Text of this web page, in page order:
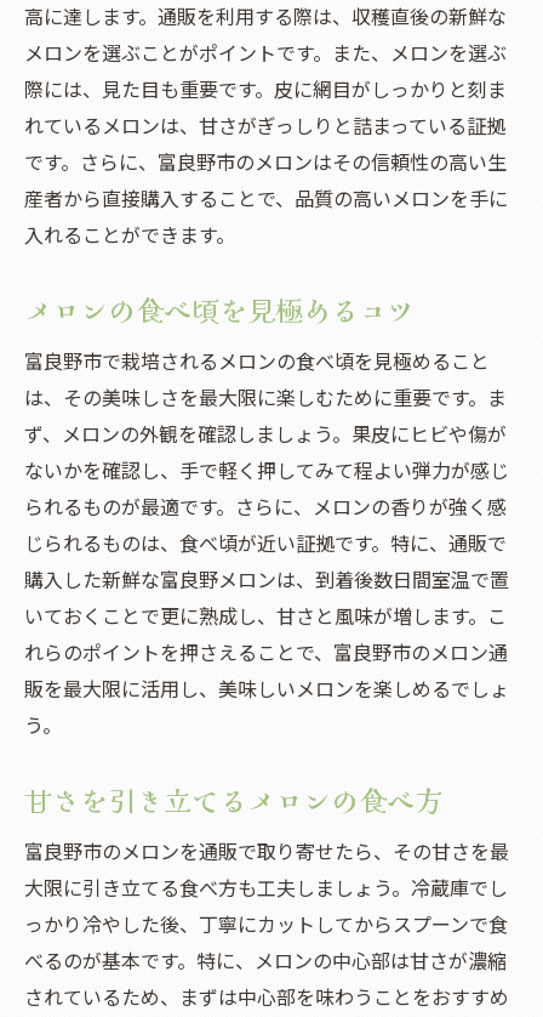
高に達します。通販を利用する際は、収穫直後の新鮮な
メロンを選ぶことがポイントです。また、メロンを選ぶ
際には、見た目も重要です。皮に網目がしっかりと刻ま
れているメロンは、甘さがぎっしりと詰まっている証拠
です。さらに、富良野市のメロンはその信頼性の高い生
産者から直接購入することで、品質の高いメロンを手に
入れることができます。
メロンの食べ頃を見極めるコツ
富良野市で栽培されるメロンの食べ頃を見極めること
は、その美味しさを最大限に楽しむために重要です。ま
ず、メロンの外観を確認しましょう。果皮にヒビや傷が
ないかを確認し、手で軽く押してみて程よい弾力が感じ
られるものが最適です。さらに、メロンの香りが強く感
じられるものは、食べ頃が近い証拠です。特に、通販で
購入した新鮮な富良野メロンは、到着後数日間室温で置
いておくことで更に熟成し、甘さと風味が増します。こ
れらのポイントを押さえることで、富良野市のメロン通
販を最大限に活用し、美味しいメロンを楽しめるでしょ
う。
甘さを引き立てるメロンの食べ方
富良野市のメロンを通販で取り寄せたら、その甘さを最
大限に引き立てる食べ方も工夫しましょう。冷蔵庫でし
っかり冷やした後、丁寧にカットしてからスプーンで食
べるのが基本です。特に、メロンの中心部は甘さが濃縮
されているため、まずは中心部を味わうことをおすすめ